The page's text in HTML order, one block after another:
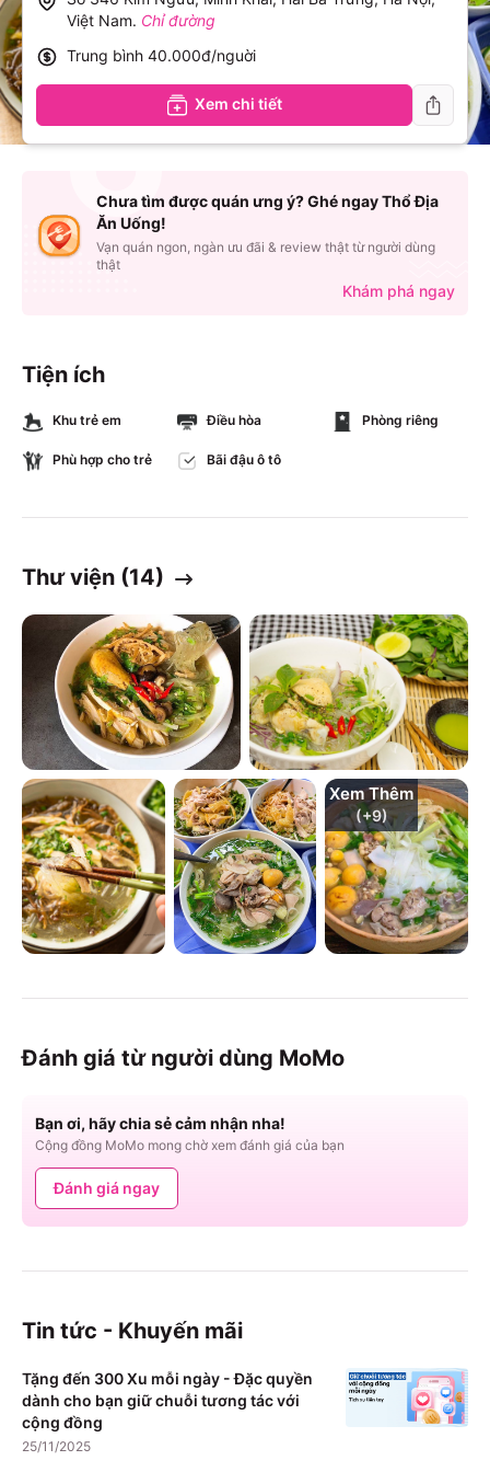
Tiện ích
Khu trẻ em Điều hòa Phòng riêng
Phù hợp cho trẻ Bãi đậu ô tô
Thư viện (14)
Xem Thêm
(+9)
Đánh giá từ người dùng MoMo
Bạn ơi, hãy chia sẻ cảm nhận nha!
Cộng đồng MoMo mong chờ xem đánh giá của bạn
Đánh giá ngay
Tin tức - Khuyến mãi
Tặng đến 300 Xu mỗi ngày - Đặc quyền
dành cho bạn giữ chuỗi tương tác với
cộng đồng
25/11/2025
Việt Nam. Chỉ đường
Trung bình 40.000đ/nguời
Xem chi tiết
Chưa tìm được quán ưng ý? Ghé ngay Thổ Địa
Ăn Uống!
Vạn quán ngon, ngàn ưu đãi & review thật từ người dùng
thật
Khám phá ngay